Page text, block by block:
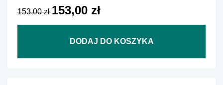
153,00 zł 153,00 zł
DODAJ DO KOSZYKA